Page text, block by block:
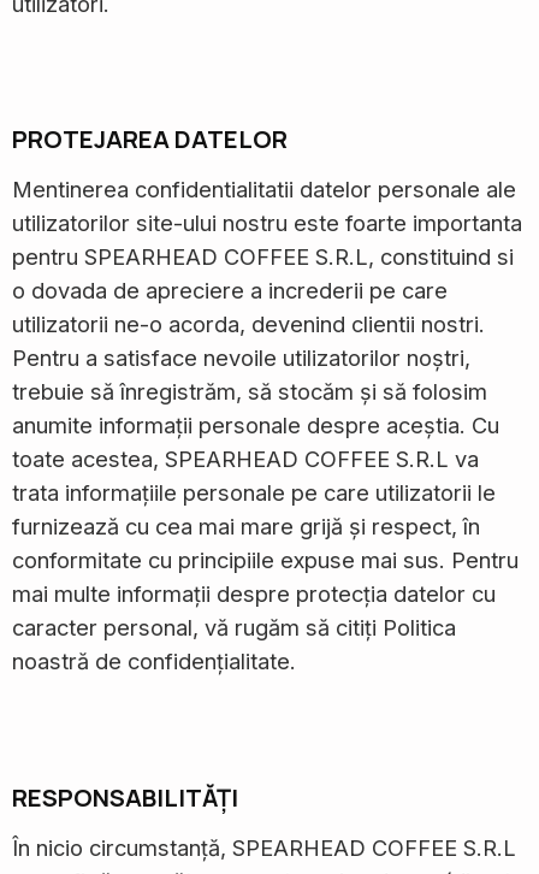
PROTEJAREA DATELOR
Mentinerea confidentialitatii datelor personale ale
utilizatorilor site-ului nostru este foarte importanta
pentru SPEARHEAD COFFEE S.R.L, constituind si
o dovada de apreciere a increderii pe care
utilizatorii ne-o acorda, devenind clientii nostri.
Pentru a satisface nevoile utilizatorilor noștri,
trebuie să înregistrăm, să stocăm și să folosim
anumite informații personale despre aceștia. Cu
toate acestea, SPEARHEAD COFFEE S.R.L va
trata informațiile personale pe care utilizatorii le
furnizează cu cea mai mare grijă și respect, în
conformitate cu principiile expuse mai sus. Pentru
mai multe informații despre protecția datelor cu
caracter personal, vă rugăm să citiți Politica
noastră de confidențialitate.
RESPONSABILITĂȚI
În nicio circumstanță, SPEARHEAD COFFEE S.R.L